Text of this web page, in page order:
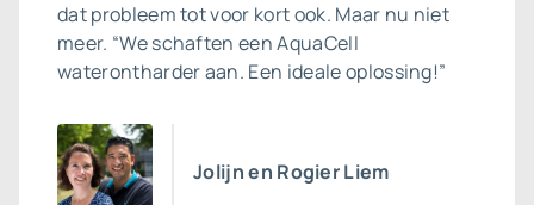
dat probleem tot voor kort ook. Maar nu niet
meer. “We schaften een AquaCell
waterontharder aan. Een ideale oplossing!”
Jolijn en Rogier Liem